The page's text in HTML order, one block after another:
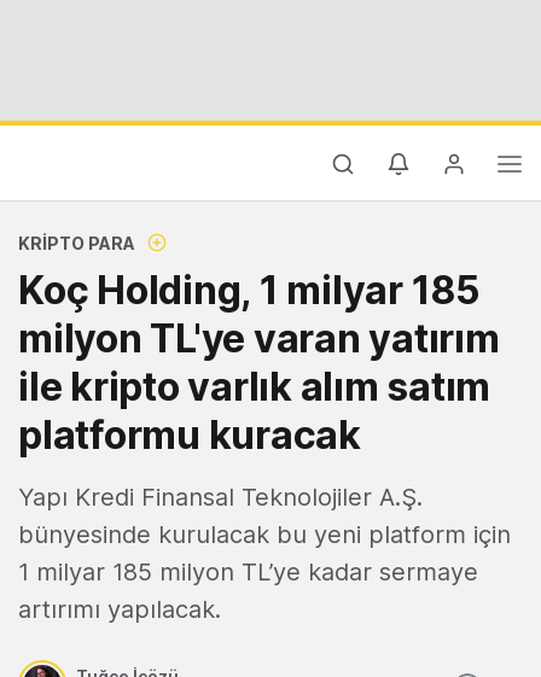
KRIPTO PARA
Koç Holding, 1 milyar 185
milyon TL'ye varan yatırım
ile kripto varlık alım satım
platformu kuracak
Yapı Kredi Finansal Teknolojiler A.Ş.
bünyesinde kurulacak bu yeni platform için
1 milyar 185 milyon TL’ye kadar sermaye
artırımı yapılacak.